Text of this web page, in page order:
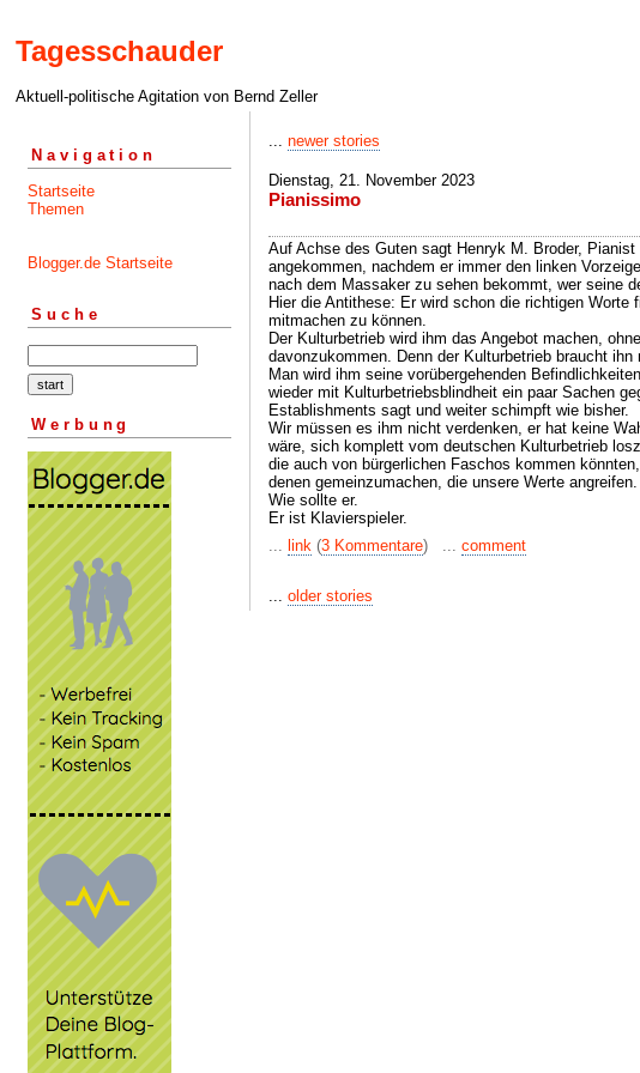
Tagesschauder
Aktuell-politische Agitation von Bernd Zeller
Navigation
Startseite
Themen
Blogger.de Startseite
Suche
Werbung
... newer stories
Dienstag, 21. November 2023
Pianissimo
Auf Achse des Guten sagt Henryk M. Broder,
angekommen, nachdem er immer den linken
nach dem Massaker zu sehen bekommt, wer seine
Hier die Antithese: Er wird schon die richtigen Worte
mitmachen zu können.
Der Kulturbetrieb wird ihm das Angebot machen,
davonzukommen. Denn der Kulturbetrieb braucht
Man wird ihm seine vorübergehenden
wieder mit Kulturbetriebsblindheit ein paar Sachen
Establishments sagt und weiter schimpft wie bisher.
Wir müssen es ihm nicht verdenken, er hat keine
wäre, sich komplett vom deutschen Kulturbetrieb
die auch von bürgerlichen Faschos kommen
denen gemeinzumachen, die unsere Werte angreifen.
Wie sollte er.
Er ist Klavierspieler.
... link (3 Kommentare) ... comment
... older stories